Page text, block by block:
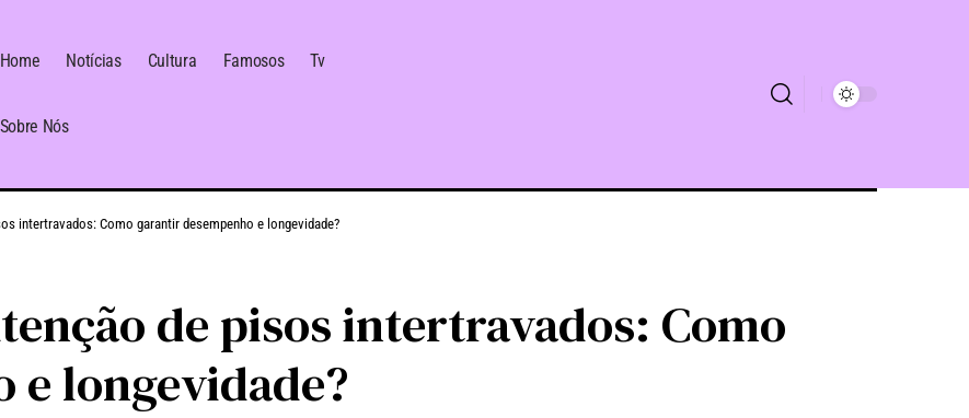
Home Notícias Cultura Famosos Tv
Sobre Nós
intertravados: Como garantir desempenho e longevidade?
de pisos intertravados: Como
e longevidade?